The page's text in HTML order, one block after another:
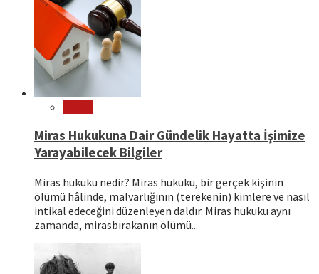
Miras Hukukuna Dair Gündelik Hayatta İşimize
Yarayabilecek Bilgiler
Miras hukuku nedir? Miras hukuku, bir gerçek kişinin
ölümü hâlinde, malvarlığının (terekenin) kimlere ve nasıl
intikal edeceğini düzenleyen daldır. Miras hukuku aynı
zamanda, mirasbırakanın ölümü...